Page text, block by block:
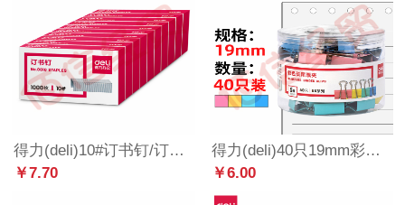
得力(deli)10#订书钉/订书针 1000枚/盒 10盒装 办公用品 0010
￥7.70
得力(deli)40只19mm彩色长尾夹票夹 5#金属燕尾夹票据夹子文件夹 办公用品 8555ES
￥6.00